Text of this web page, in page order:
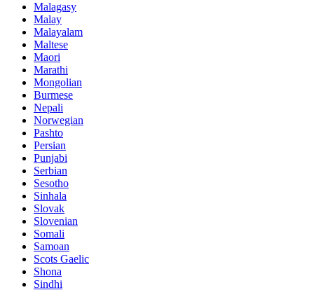
Malagasy
Malay
Malayalam
Maltese
Maori
Marathi
Mongolian
Burmese
Nepali
Norwegian
Pashto
Persian
Punjabi
Serbian
Sesotho
Sinhala
Slovak
Slovenian
Somali
Samoan
Scots Gaelic
Shona
Sindhi